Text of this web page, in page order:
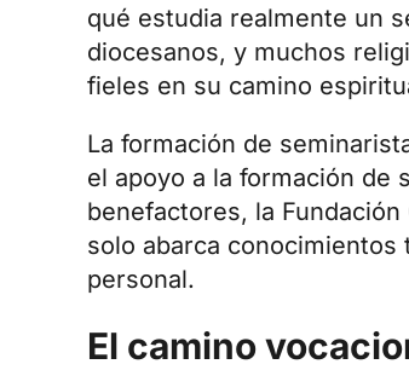
qué estudia realmente un
diocesanos, y muchos
fieles en su camino
La formación de
el apoyo a la formación de
benefactores, la
solo abarca
personal.
El camino